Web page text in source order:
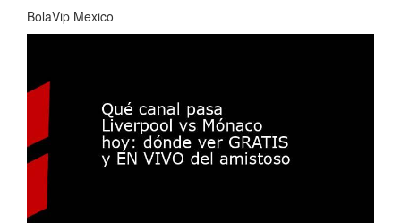
BolaVip Mexico